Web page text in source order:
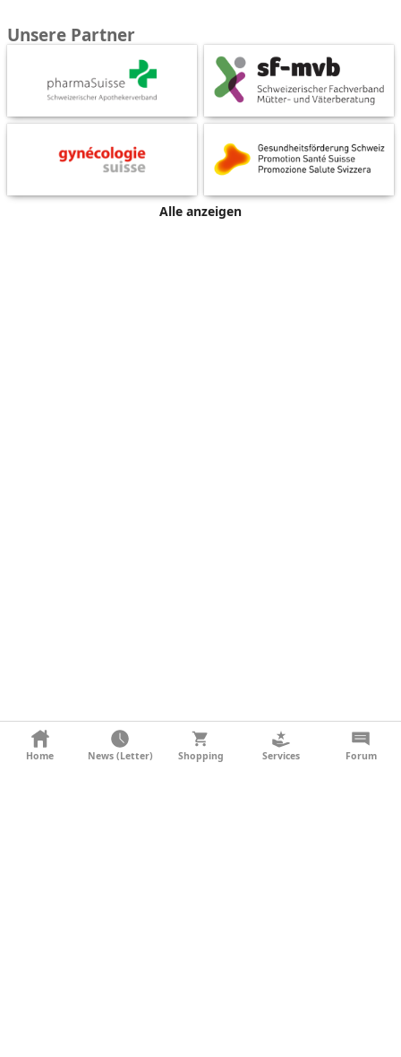
Unsere Partner
Alle anzeigen
KONTAKT
Home News (Letter) Shopping Services Forum